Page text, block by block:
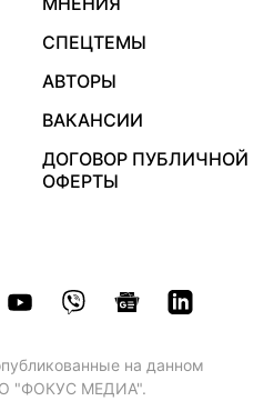
СПЕЦТЕМЫ
АВТОРЫ
ВАКАНСИИ
ДОГОВОР ПУБЛИЧНОЙ
ОФЕРТЫ
на данном
"ФОКУС МЕДИА".